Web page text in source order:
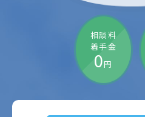
相談料
着手金
0円